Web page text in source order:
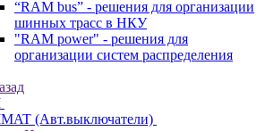
“RAM bus” - решения для организации
шинных трасс в НКУ
"RAM power" - решения для
организации систем распределения
(Авт.выключатели)